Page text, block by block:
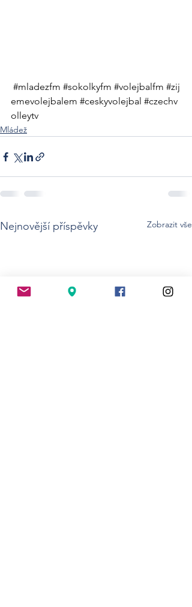
#mladezfm #sokolkyfm #volejbalfm #zij
emevolejbalem #ceskyvolejbal #czechv
olleytv
Mládež
Nejnovější příspěvky Zobrazit vše